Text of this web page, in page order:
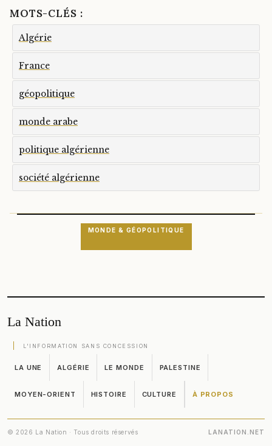
MOTS-CLÉS :
Algérie
France
géopolitique
monde arabe
politique algérienne
société algérienne
MONDE & GÉOPOLITIQUE
La Nation
L'INFORMATION SANS CONCESSION
LA UNE ALGÉRIE LE MONDE PALESTINE
MOYEN-ORIENT HISTOIRE CULTURE À PROPOS
© 2026 La Nation · Tous droits réservés LANATION.NET